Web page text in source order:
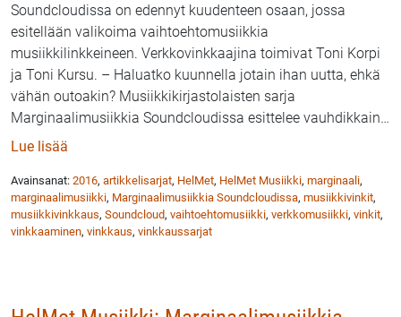
Soundcloudissa on edennyt kuudenteen osaan, jossa
esitellään valikoima vaihtoehtomusiikkia
musiikkilinkkeineen. Verkkovinkkaajina toimivat Toni Korpi
ja Toni Kursu. – Haluatko kuunnella jotain ihan uutta, ehkä
vähän outoakin? Musiikkikirjastolaisten sarja
Marginaalimusiikkia Soundcloudissa esittelee vauhdikkain …
Lue lisää
Avainsanat: 2016, artikkelisarjat, HelMet, HelMet Musiikki, marginaali,
marginaalimusiikki, Marginaalimusiikkia Soundcloudissa, musiikkivinkit,
musiikkivinkkaus, Soundcloud, vaihtoehtomusiikki, verkkomusiikki, vinkit,
vinkkaaminen, vinkkaus, vinkkaussarjat